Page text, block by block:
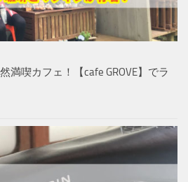
満喫カフェ！【cafe GROVE】でラ